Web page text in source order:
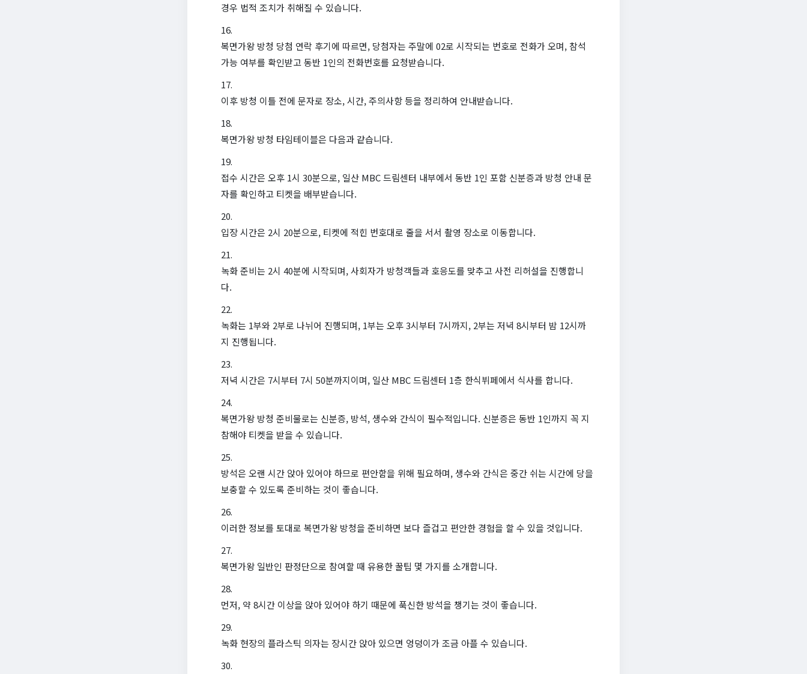
경우 법적 조치가 취해질 수 있습니다.
복면가왕 방청 당첨 연락 후기에 따르면, 당첨자는 주말에 02로 시작되는 번호로 전화가 오며, 참석
가능 여부를 확인받고 동반 1인의 전화번호를 요청받습니다.
이후 방청 이틀 전에 문자로 장소, 시간, 주의사항 등을 정리하여 안내받습니다.
복면가왕 방청 타임테이블은 다음과 같습니다.
접수 시간은 오후 1시 30분으로, 일산 MBC 드림센터 내부에서 동반 1인 포함 신분증과 방청 안내 문
자를 확인하고 티켓을 배부받습니다.
입장 시간은 2시 20분으로, 티켓에 적힌 번호대로 줄을 서서 촬영 장소로 이동합니다.
녹화 준비는 2시 40분에 시작되며, 사회자가 방청객들과 호응도를 맞추고 사전 리허설을 진행합니
다.
녹화는 1부와 2부로 나뉘어 진행되며, 1부는 오후 3시부터 7시까지, 2부는 저녁 8시부터 밤 12시까
지 진행됩니다.
저녁 시간은 7시부터 7시 50분까지이며, 일산 MBC 드림센터 1층 한식뷔페에서 식사를 합니다.
복면가왕 방청 준비물로는 신분증, 방석, 생수와 간식이 필수적입니다. 신분증은 동반 1인까지 꼭 지
참해야 티켓을 받을 수 있습니다.
방석은 오랜 시간 앉아 있어야 하므로 편안함을 위해 필요하며, 생수와 간식은 중간 쉬는 시간에 당을
보충할 수 있도록 준비하는 것이 좋습니다.
이러한 정보를 토대로 복면가왕 방청을 준비하면 보다 즐겁고 편안한 경험을 할 수 있을 것입니다.
복면가왕 일반인 판정단으로 참여할 때 유용한 꿀팁 몇 가지를 소개합니다.
먼저, 약 8시간 이상을 앉아 있어야 하기 때문에 푹신한 방석을 챙기는 것이 좋습니다.
녹화 현장의 플라스틱 의자는 장시간 앉아 있으면 엉덩이가 조금 아플 수 있습니다.